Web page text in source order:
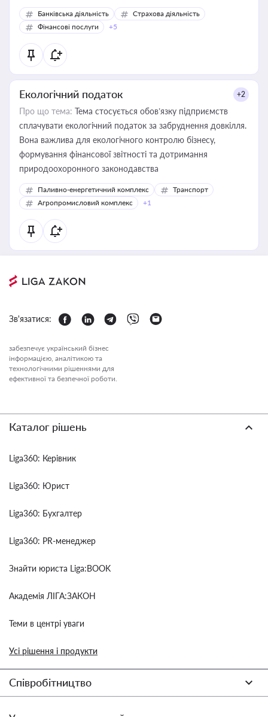
Банківська діяльність
Страхова діяльність
Фінансові послуги
+5
Екологічний податок +2
Про що тема: Тема стосується обов’язку підприємств
сплачувати екологічний податок за забруднення довкілля.
Вона важлива для екологічного контролю бізнесу,
формування фінансової звітності та дотримання
природоохоронного законодавства
Паливно-енергетичний комплекс
Транспорт
Агропромисловий комплекс
+1
Зв'язатися:
забезпечує український бізнес
інформацією, аналітикою та
технологічними рішеннями для
ефективної та безпечної роботи.
Каталог рішень
Liga360: Керівник
Liga360: Юрист
Liga360: Бухгалтер
Liga360: PR-менеджер
Знайти юриста Liga:BOOK
Академія ЛІГА:ЗАКОН
Теми в центрі уваги
Усі рішення і продукти
Співробітництво